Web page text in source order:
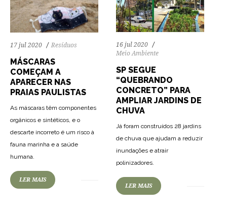
17 jul 2020 Resíduos
MÁSCARAS
COMEÇAM A
APARECER NAS
PRAIAS PAULISTAS
As máscaras têm componentes
orgânicos e sintéticos, e o
descarte incorreto é um risco à
fauna marinha e a saúde
humana.
LER MAIS
16 jul 2020
Meio Ambiente
SP SEGUE
“QUEBRANDO
CONCRETO” PARA
AMPLIAR JARDINS DE
CHUVA
Já foram construídos 28 jardins
de chuva que ajudam a reduzir
inundações e atrair
polinizadores.
LER MAIS